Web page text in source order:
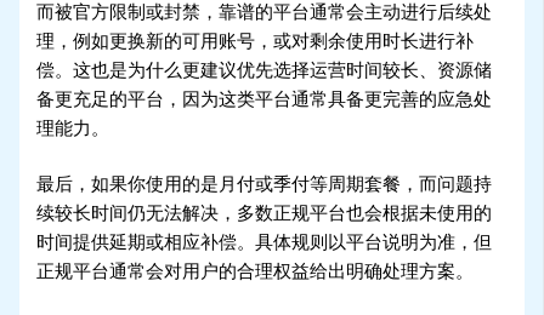
而被官方限制或封禁，靠谱的平台通常会主动进行后续处
理，例如更换新的可用账号，或对剩余使用时长进行补
偿。这也是为什么更建议优先选择运营时间较长、资源储
备更充足的平台，因为这类平台通常具备更完善的应急处
理能力。
最后，如果你使用的是月付或季付等周期套餐，而问题持
续较长时间仍无法解决，多数正规平台也会根据未使用的
时间提供延期或相应补偿。具体规则以平台说明为准，但
正规平台通常会对用户的合理权益给出明确处理方案。